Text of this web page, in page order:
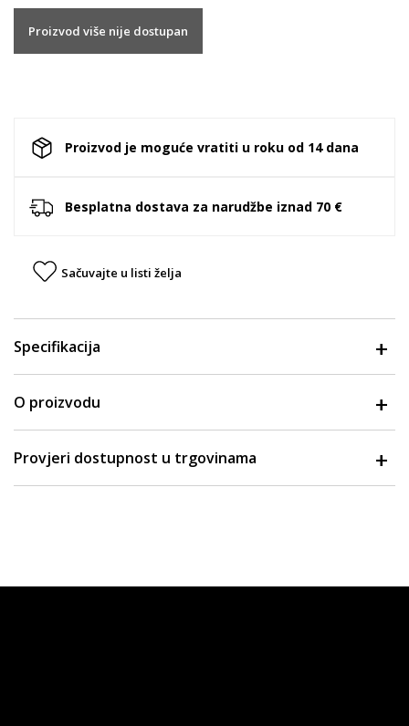
Proizvod više nije dostupan
Proizvod je moguće vratiti u roku od 14 dana
Besplatna dostava za narudžbe iznad 70 €
Sačuvajte u listi želja
Specifikacija
O proizvodu
Provjeri dostupnost u trgovinama